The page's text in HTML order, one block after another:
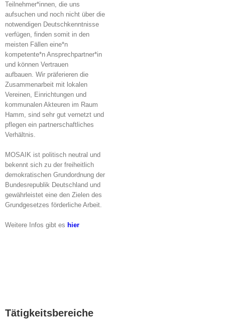
Teilnehmer*innen, die uns
aufsuchen und noch nicht über die
notwendigen Deutschkenntnisse
verfügen, finden somit in den
meisten Fällen eine*n
kompetente*n Ansprechpartner*in
und können Vertrauen
aufbauen. Wir präferieren die
Zusammenarbeit mit lokalen
Vereinen, Einrichtungen und
kommunalen Akteuren im Raum
Hamm, sind sehr gut vernetzt und
pflegen ein partnerschaftliches
Verhältnis.
MOSAIK ist politisch neutral und
bekennt sich zu der freiheitlich
demokratischen Grundordnung der
Bundesrepublik Deutschland und
gewährleistet eine den Zielen des
Grundgesetzes förderliche Arbeit.
Weitere Infos gibt es hier
Tätigkeitsbereiche